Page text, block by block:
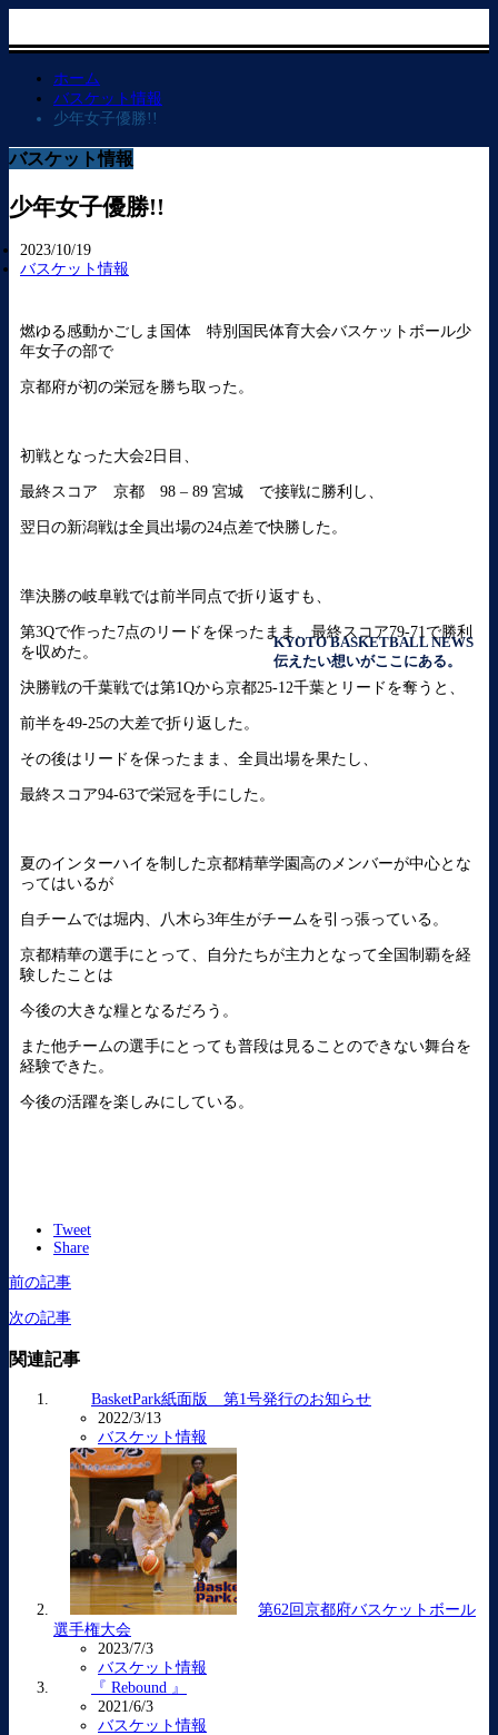
KYOTO BASKETBALL NEWS
伝えたい想いがここにある。
ホーム
バスケット情報
少年女子優勝!!
バスケット情報
少年女子優勝!!
2023/10/19
バスケット情報
燃ゆる感動かごしま国体 特別国民体育大会バスケットボール少
年女子の部で
京都府が初の栄冠を勝ち取った。
初戦となった大会2日目、
最終スコア 京都 98 – 89 宮城 で接戦に勝利し、
翌日の新潟戦は全員出場の24点差で快勝した。
準決勝の岐阜戦では前半同点で折り返すも、
第3Qで作った7点のリードを保ったまま、最終スコア79-71で勝利
を収めた。
決勝戦の千葉戦では第1Qから京都25-12千葉とリードを奪うと、
前半を49-25の大差で折り返した。
その後はリードを保ったまま、全員出場を果たし、
最終スコア94-63で栄冠を手にした。
夏のインターハイを制した京都精華学園高のメンバーが中心とな
ってはいるが
自チームでは堀内、八木ら3年生がチームを引っ張っている。
京都精華の選手にとって、自分たちが主力となって全国制覇を経
験したことは
今後の大きな糧となるだろう。
また他チームの選手にとっても普段は見ることのできない舞台を
経験できた。
今後の活躍を楽しみにしている。
Tweet
Share
前の記事
次の記事
関連記事
BasketPark紙面版 第1号発行のお知らせ
2022/3/13
バスケット情報
第62回京都府バスケットボール
選手権大会
2023/7/3
バスケット情報
『 Rebound 』
2021/6/3
バスケット情報